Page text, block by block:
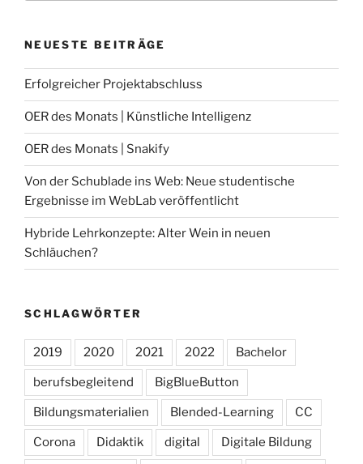
NEUESTE BEITRÄGE
Erfolgreicher Projektabschluss
OER des Monats | Künstliche Intelligenz
OER des Monats | Snakify
Von der Schublade ins Web: Neue studentische
Ergebnisse im WebLab veröffentlicht
Hybride Lehrkonzepte: Alter Wein in neuen
Schläuchen?
SCHLAGWÖRTER
2019 2020 2021 2022 Bachelor
berufsbegleitend BigBlueButton
Bildungsmaterialien Blended-Learning CC
Corona Didaktik digital Digitale Bildung